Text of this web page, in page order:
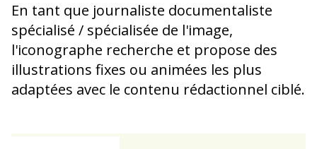
En tant que journaliste documentaliste
spécialisé / spécialisée de l'image,
l'iconographe recherche et propose des
illustrations fixes ou animées les plus
adaptées avec le contenu rédactionnel ciblé.